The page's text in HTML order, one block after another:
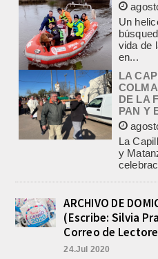
Un
vida de
en...
LA
DE LA
PAN Y
La
y
CON
5.000
DEL
ARCHIVO DE
(Escribe: Silvia
Correo de
24.Jul 2020